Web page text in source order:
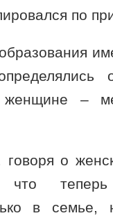
по
–
о
что
в